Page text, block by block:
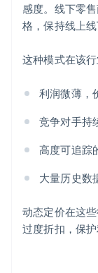
感度。线下零
格，保持线上
这种模式在该
利润微薄，
竞争对手持
高度可追踪
大量历史数
动态定价在这
过度折扣，保护